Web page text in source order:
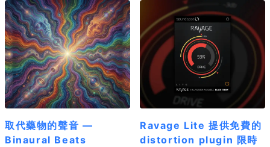
取代藥物的聲音 —
Binaural Beats
Ravage Lite 提供免費的
distortion plugin 限時